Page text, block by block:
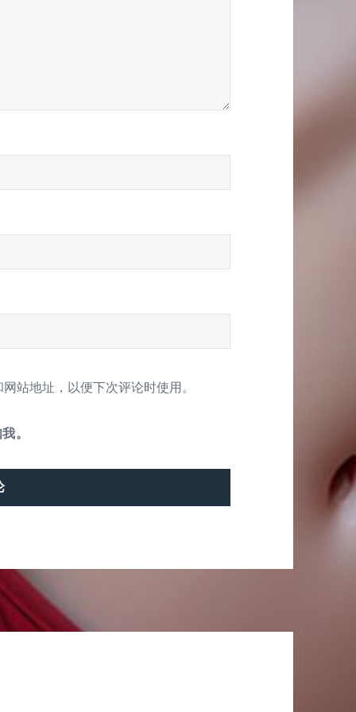
站地址，以便下次评论时使用。
。